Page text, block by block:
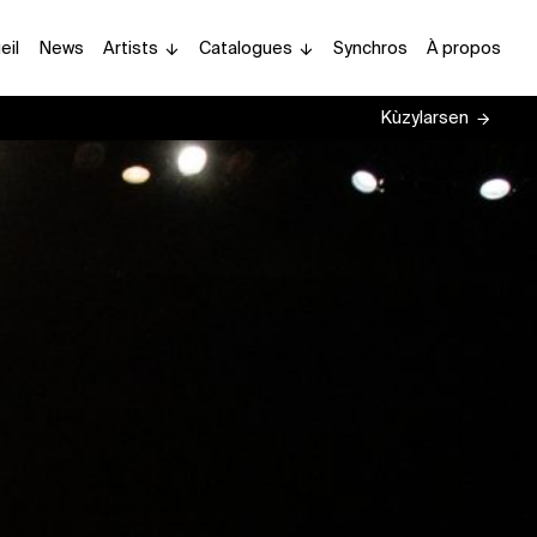
News Artists Catalogues Synchros À propos
Kùzylarsen